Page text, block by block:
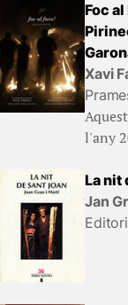
Foc
Xavi
l'any
La nit
Jan